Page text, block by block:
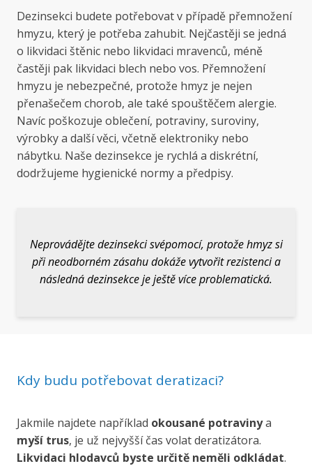
Dezinsekci budete potřebovat v případě přemnožení
hmyzu, který je potřeba zahubit. Nejčastěji se jedná
o likvidaci štěnic nebo likvidaci mravenců, méně
častěji pak likvidaci blech nebo vos. Přemnožení
hmyzu je nebezpečné, protože hmyz je nejen
přenašečem chorob, ale také spouštěčem alergie.
Navíc poškozuje oblečení, potraviny, suroviny,
výrobky a další věci, včetně elektroniky nebo
nábytku. Naše dezinsekce je rychlá a diskrétní,
dodržujeme hygienické normy a předpisy.
Neprovádějte dezinsekci svépomocí, protože hmyz si
při neodborném zásahu dokáže vytvořit rezistenci a
následná dezinsekce je ještě více problematická.
Kdy budu potřebovat deratizaci?
Jakmile najdete například okousané potravinya
myší trus, je už nejvyšší čas volat deratizátora.
Likvidaci hlodavců byste určitě neměli odkládat.